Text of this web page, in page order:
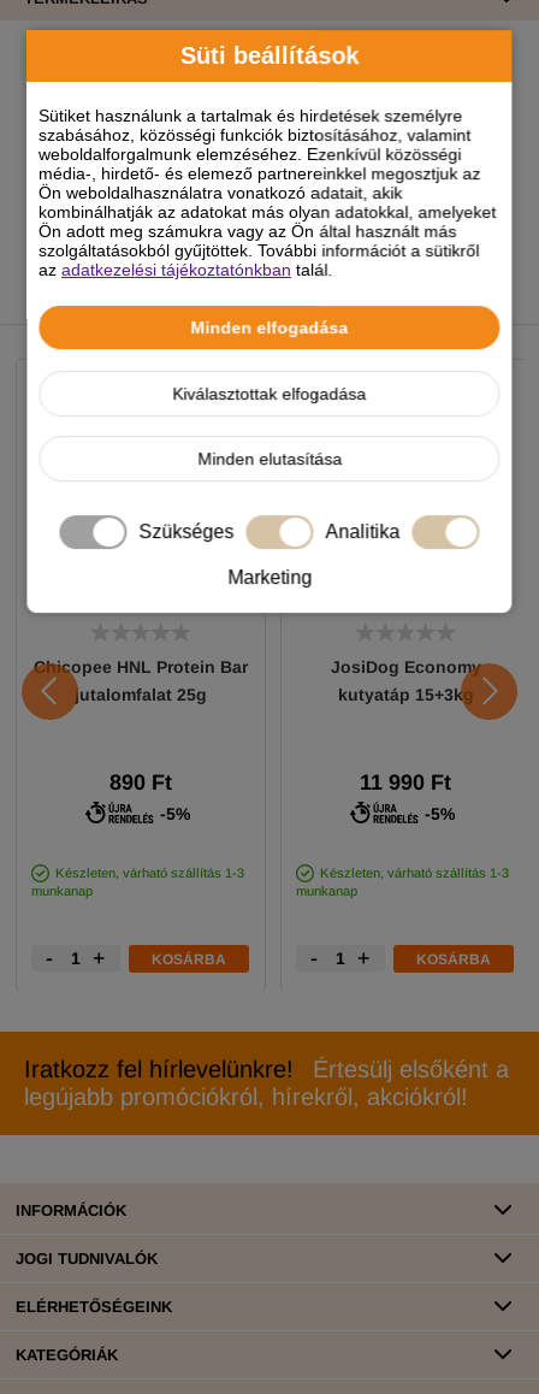
Süti beállítások
Sütiket használunk a tartalmak és hirdetések személyre
szabásához, közösségi funkciók biztosításához, valamint
weboldalforgalmunk elemzéséhez. Ezenkívül közösségi
média-, hirdető- és elemező partnereinkkel megosztjuk az
Ön weboldalhasználatra vonatkozó adatait, akik
kombinálhatják az adatokat más olyan adatokkal, amelyeket
Ön adott meg számukra vagy az Ön által használt más
szolgáltatásokból gyűjtöttek. További információt a sütikről
azadatkezelési tájékoztatónkban talál.
Minden elfogadása
Kiválasztottak elfogadása
Minden elutasítása
Szükséges Analitika
Marketing
VÁSÁRLÓI VÉLEMÉNYEK
Erről a termékről még nincs vélemény!
A termékhez akkor tudsz véleményt írni, ha
regisztrált és bejelentkezettfelhasználó vagy!
NEKED AJÁNLJUK
Chicopee HNL Protein Bar
jutalomfalat 25g
890 Ft
-5%
Készleten, várható szállítás 1-3
munkanap
- + KOSÁRBA
JosiDog Economy
kutyatáp 15+3kg
11 990 Ft
-5%
Készleten, várható szállítás 1-3
munkanap
- + KOSÁRBA
Iratkozz fel hírlevelünkre!
Értesülj elsőként a
legújabb promóciókról, hírekről, akciókról!
INFORMÁCIÓK
JOGI TUDNIVALÓK
ELÉRHETŐSÉGEINK
KATEGÓRIÁK